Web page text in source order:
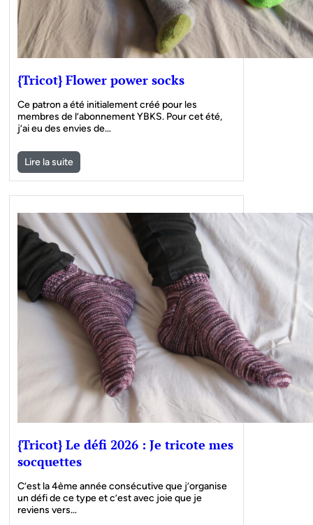
{Tricot} Flower power socks
Ce patron a été initialement créé pour les
membres de l’abonnement YBKS. Pour cet été,
j’ai eu des envies de…
Lire la suite
{Tricot} Le défi 2026 : Je tricote mes
socquettes
C’est la 4ème année consécutive que j’organise
un défi de ce type et c’est avec joie que je
reviens vers…